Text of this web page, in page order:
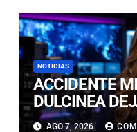
NOTICIAS
ACCIDENTE
DULCINEA
FALLECIDO
AGO 7, 2026